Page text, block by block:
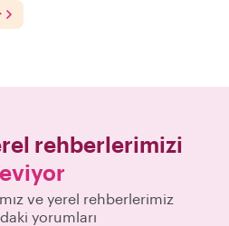
rehberlerimizi
ve yerel rehberlerimiz
yorumları